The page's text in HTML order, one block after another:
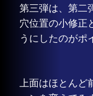
第三弾は、第二
穴位置の小修正
うにしたのがポ
上面はほとん